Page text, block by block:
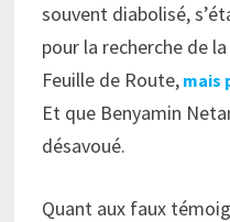
souvent diabolisé,
pour la recherche de
Feuille de Route,mais
Et que Benyamin
désavoué.
Quant aux faux